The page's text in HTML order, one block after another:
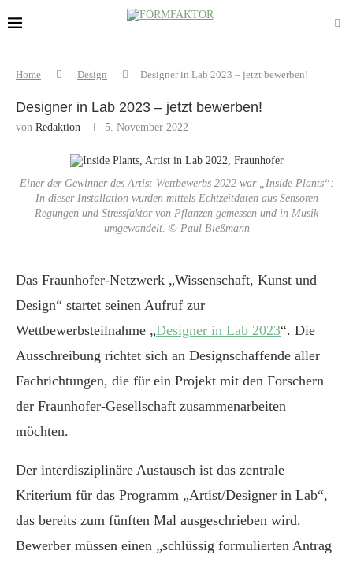
Home Design Designer in Lab 2023 – jetzt bewerben!
Designer in Lab 2023 – jetzt bewerben!
von Redaktion 5. November 2022
Einer der Gewinner des Artist-Wettbewerbs 2022 war „Inside Plants“:
In dieser Installation wurden mittels Echtzeitdaten aus Sensoren
Regungen und Stressfaktor von Pflanzen gemessen und in Musik
umgewandelt. © Paul Bießmann
Das Fraunhofer-Netzwerk „Wissenschaft, Kunst und
Design“ startet seinen Aufruf zur
Wettbewerbsteilnahme „Designer in Lab 2023“. Die
Ausschreibung richtet sich an Designschaffende aller
Fachrichtungen, die für ein Projekt mit den Forschern
der Fraunhofer-Gesellschaft zusammenarbeiten
möchten.
Der interdisziplinäre Austausch ist das zentrale
Kriterium für das Programm „Artist/Designer in Lab“,
das bereits zum fünften Mal ausgeschrieben wird.
Bewerber müssen einen „schlüssig formulierten Antrag